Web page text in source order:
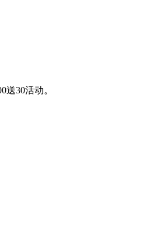
30活动。